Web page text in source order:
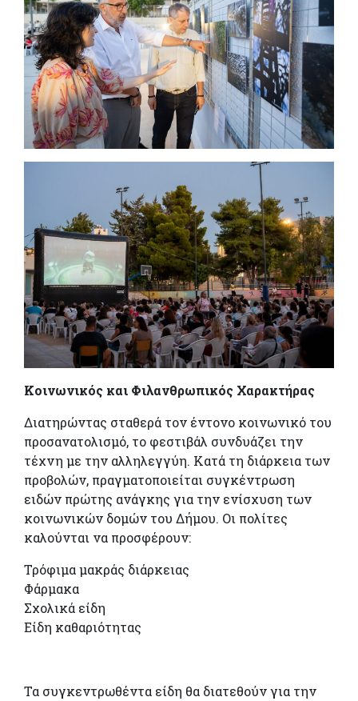
Κοινωνικός και Φιλανθρωπικός Χαρακτήρας
Διατηρώντας σταθερά τον έντονο κοινωνικό του
προσανατολισμό, το φεστιβάλ συνδυάζει την
τέχνη με την αλληλεγγύη. Κατά τη διάρκεια των
προβολών, πραγματοποιείται συγκέντρωση
ειδών πρώτης ανάγκης για την ενίσχυση των
κοινωνικών δομών του Δήμου. Οι πολίτες
καλούνται να προσφέρουν:
Τρόφιμα μακράς διάρκειας
Φάρμακα
Σχολικά είδη
Είδη καθαριότητας
Τα συγκεντρωθέντα είδη θα διατεθούν για την